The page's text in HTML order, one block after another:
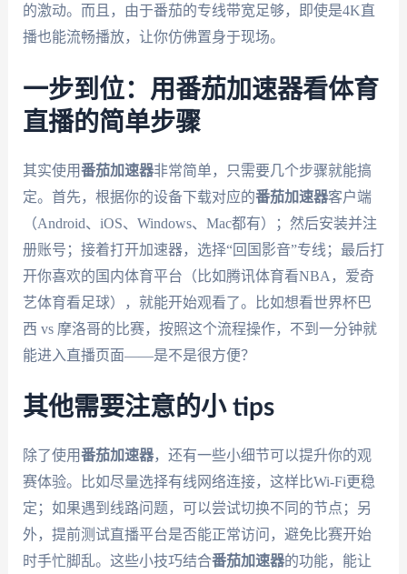
的激动。而且，由于番茄的专线带宽足够，即使是4K直
播也能流畅播放，让你仿佛置身于现场。
一步到位：用番茄加速器看体育
直播的简单步骤
其实使用番茄加速器非常简单，只需要几个步骤就能搞
定。首先，根据你的设备下载对应的番茄加速器客户端
（Android、iOS、Windows、Mac都有）；然后安装并注
册账号；接着打开加速器，选择“回国影音”专线；最后打
开你喜欢的国内体育平台（比如腾讯体育看NBA，爱奇
艺体育看足球），就能开始观看了。比如想看世界杯巴
西 vs 摩洛哥的比赛，按照这个流程操作，不到一分钟就
能进入直播页面——是不是很方便？
其他需要注意的小 tips
除了使用番茄加速器，还有一些小细节可以提升你的观
赛体验。比如尽量选择有线网络连接，这样比Wi-Fi更稳
定；如果遇到线路问题，可以尝试切换不同的节点；另
外，提前测试直播平台是否能正常访问，避免比赛开始
时手忙脚乱。这些小技巧结合番茄加速器的功能，能让